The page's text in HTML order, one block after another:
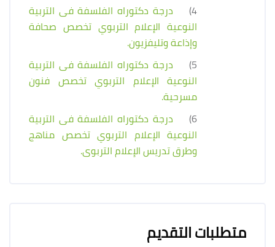
4)
درجة دكتوراه الفلسفة فى التربية
النوعية الإعلام التربوي تخصص صحافة
وإذاعة وتليفزيون.
5)
درجة دكتوراه الفلسفة فى التربية
النوعية الإعلام التربوي تخصص فنون
مسرحية.
6)
درجة دكتوراه الفلسفة فى التربية
النوعية الإعلام التربوي تخصص مناهج
وطرق تدريس الإعلام التربوى.
متطلبات التقديم